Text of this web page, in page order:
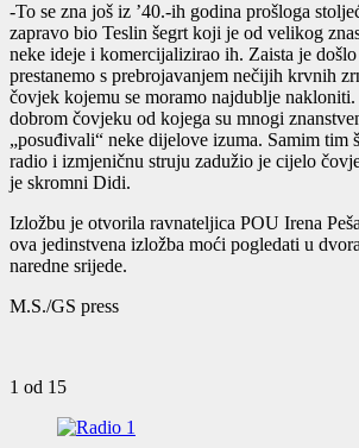
-To se zna još iz ’40.-ih godina prošloga
zapravo bio Teslin šegrt koji je od velikog
neke ideje i komercijalizirao ih. Zaista je
prestanemo s prebrojavanjem nečijih krvnih
čovjek kojemu se moramo najdublje
dobrom čovjeku od kojega su mnogi
„posuđivali“ neke dijelove izuma. Samim tim
radio i izmjeničnu struju zadužio je cijelo
je skromni Didi.
Izložbu je otvorila ravnateljica POU Irena
ova jedinstvena izložba moći pogledati u
naredne srijede.
M.S./GS press
1 od 15